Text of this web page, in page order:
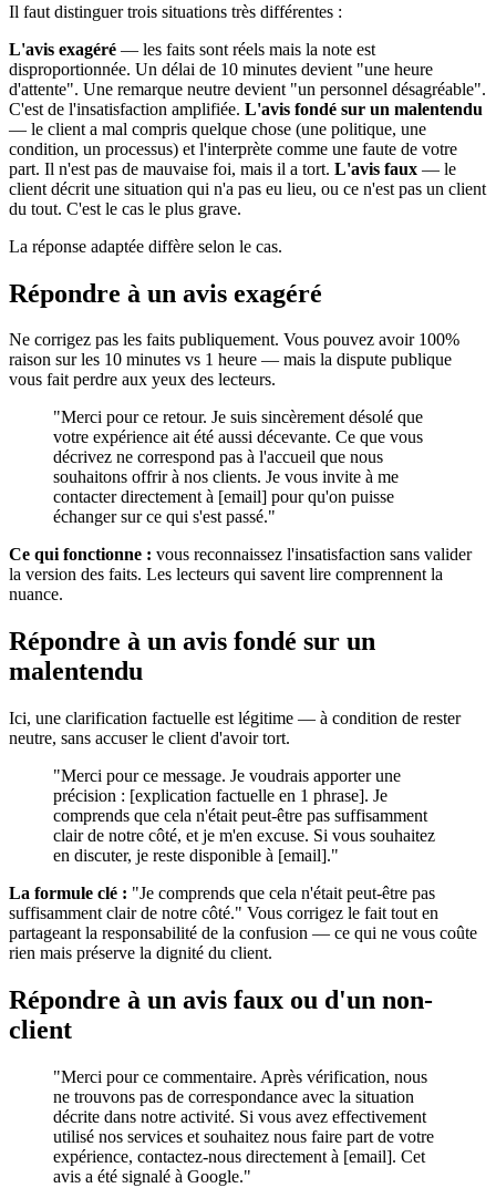
Il faut distinguer trois situations très différentes :
L'avis exagéré — les faits sont réels mais la note est
disproportionnée. Un délai de 10 minutes devient "une heure
d'attente". Une remarque neutre devient "un personnel désagréable".
C'est de l'insatisfaction amplifiée. L'avis fondé sur un malentendu
— le client a mal compris quelque chose (une politique, une
condition, un processus) et l'interprète comme une faute de votre
part. Il n'est pas de mauvaise foi, mais il a tort. L'avis faux — le
client décrit une situation qui n'a pas eu lieu, ou ce n'est pas un client
du tout. C'est le cas le plus grave.
La réponse adaptée diffère selon le cas.
Répondre à un avis exagéré
Ne corrigez pas les faits publiquement. Vous pouvez avoir 100%
raison sur les 10 minutes vs 1 heure — mais la dispute publique
vous fait perdre aux yeux des lecteurs.
"Merci pour ce retour. Je suis sincèrement désolé que
votre expérience ait été aussi décevante. Ce que vous
décrivez ne correspond pas à l'accueil que nous
souhaitons offrir à nos clients. Je vous invite à me
contacter directement à [email] pour qu'on puisse
échanger sur ce qui s'est passé."
Ce qui fonctionne : vous reconnaissez l'insatisfaction sans valider
la version des faits. Les lecteurs qui savent lire comprennent la
nuance.
Répondre à un avis fondé sur un
malentendu
Ici, une clarification factuelle est légitime — à condition de rester
neutre, sans accuser le client d'avoir tort.
"Merci pour ce message. Je voudrais apporter une
précision : [explication factuelle en 1 phrase]. Je
comprends que cela n'était peut-être pas suffisamment
clair de notre côté, et je m'en excuse. Si vous souhaitez
en discuter, je reste disponible à [email]."
La formule clé : "Je comprends que cela n'était peut-être pas
suffisamment clair de notre côté." Vous corrigez le fait tout en
partageant la responsabilité de la confusion — ce qui ne vous coûte
rien mais préserve la dignité du client.
Répondre à un avis faux ou d'un non-
client
"Merci pour ce commentaire. Après vérification, nous
ne trouvons pas de correspondance avec la situation
décrite dans notre activité. Si vous avez effectivement
utilisé nos services et souhaitez nous faire part de votre
expérience, contactez-nous directement à [email]. Cet
avis a été signalé à Google."